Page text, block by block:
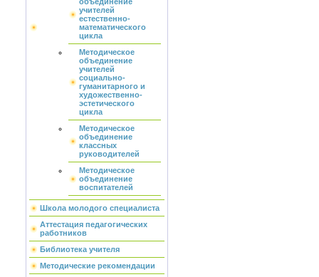
учителей
естественно-
математического
цикла
Методическое
объединение
учителей
социально-
гуманитарного и
художественно-
эстетического
цикла
Методическое
объединение
классных
руководителей
Методическое
объединение
воспитателей
Школа молодого специалиста
Аттестация педагогических
работников
Библиотека учителя
Методические рекомендации